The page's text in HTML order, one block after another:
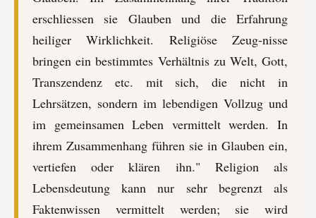
erschliessen sie Glauben und die Erfahrung
heiliger Wirklichkeit. Religiöse Zeug-nisse
bringen ein bestimmtes Verhältnis zu Welt, Gott,
Transzendenz etc. mit sich, die nicht in
Lehrsätzen, sondern im lebendigen Vollzug und
im gemeinsamen Leben vermittelt werden. In
ihrem Zusammenhang führen sie in Glauben ein,
vertiefen oder klären ihn." Religion als
Lebensdeutung kann nur sehr begrenzt als
Faktenwissen vermittelt werden; sie wird